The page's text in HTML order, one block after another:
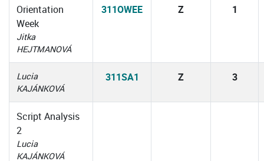
Orientation
Week
Jitka
HEJTMANOVÁ
311OWEE Z 1
Lucia
KAJÁNKOVÁ
311SA1 Z 3
Script Analysis
2
Lucia
KAJÁNKOVÁ